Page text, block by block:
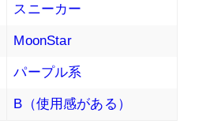
スニーカー
MoonStar
パープル系
B（使用感がある）